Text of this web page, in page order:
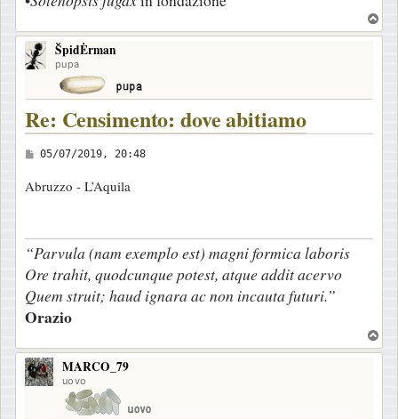
o
o
ŠpidĖrman
pupa
Re: Censimento: dove abitiamo
M
s
a
g
g
i
o
05/07/2019, 20:48
Abruzzo - L’Aquila
“Parvula (nam exemplo est) magni formica laboris
Ore trahit, quodcunque potest, atque addit acervo
Quem struit; haud ignara ac non incauta futuri.”
Orazio
o
MARCO_79
uovo